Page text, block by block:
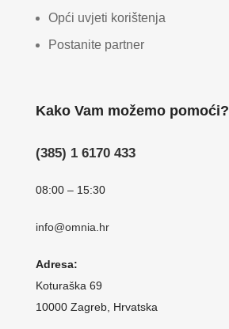
Opći uvjeti korištenja
Postanite partner
Kako Vam možemo pomoći?
(385) 1 6170 433
08:00 – 15:30
info@omnia.hr
Adresa:
Koturaška 69
10000 Zagreb, Hrvatska